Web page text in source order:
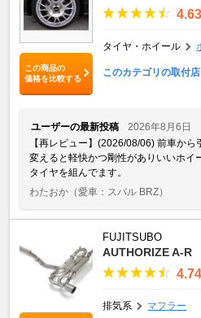
この商品の
価格を比較する
4.63
タイヤ・ホイール
このカテゴリの取付
ユーザーの最新投稿
2026年8月6日
【再レビュー】(2026/08/06) 前車か
変えると軽快かつ剛性がありいいホイ
タイヤを組んでます。
わたおか （愛車：スバル BRZ）
FUJITSUBO
AUTHORIZE A-R
4.74
排気系 マフラー